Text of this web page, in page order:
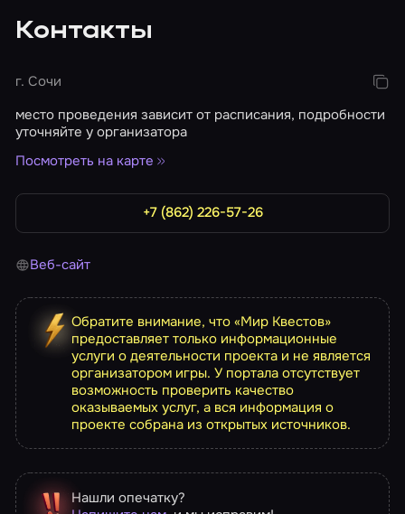
Контакты
г. Сочи
место проведения зависит от расписания, подробности
уточняйте у организатора
Посмотреть на карте
+7 (862) 226-57-26
Веб-сайт
Обратите внимание, что «Мир Квестов»
предоставляет только информационные
услуги о деятельности проекта и не является
организатором игры. У портала отсутствует
возможность проверить качество
оказываемых услуг, а вся информация о
проекте собрана из открытых источников.
Нашли опечатку?